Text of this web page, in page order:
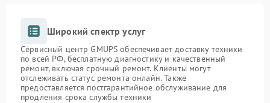
Широкий спектр услуг
Сервисный центр GMUPS обеспечивает доставку техники
по всей РФ, бесплатную диагностику и качественный
ремонт, включая срочный ремонт. Клиенты могут
отслеживать статус ремонта онлайн. Также
предоставляется постгарантийное обслуживание для
продления срока службы техники